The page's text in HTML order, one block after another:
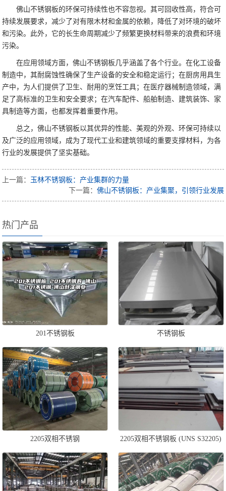
佛山不锈钢板的环保可持续性也不容忽视。其可回收性高，符合可
持续发展要求，减少了对有限木材和金属的依赖，降低了对环境的破坏
和污染。此外，它的长生命周期减少了频繁更换材料带来的浪费和环境
污染。
在应用领域方面，佛山不锈钢板几乎涵盖了各个行业。在化工设备
制造中，其耐腐蚀性确保了生产设备的安全和稳定运行；在厨房用具生
产中，为人们提供了卫生、耐用的烹饪工具；在医疗器械制造领域，满
足了高标准的卫生和安全要求；在汽车配件、船舶制造、建筑装饰、家
具制造等方面，也都发挥着重要作用。
总之，佛山不锈钢板以其优异的性能、美观的外观、环保可持续以
及广泛的应用领域，成为了现代工业和建筑领域的重要支撑材料，为各
行业的发展提供了坚实基础。
上一篇： 玉林不锈钢板：产业集群的力量
下一篇： 佛山不锈钢板：产业集聚，引领行业发展
热门产品
201不锈钢板 不锈钢板
2205双相不锈钢 2205双相不锈钢板 (UNS S32205)